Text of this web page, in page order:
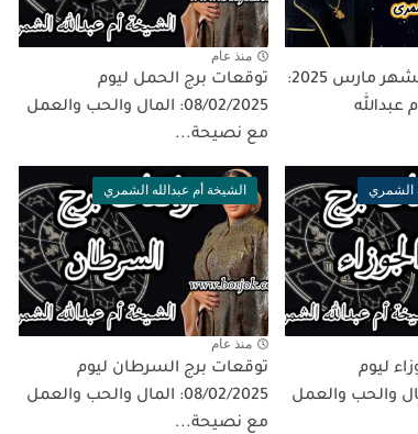
توقعات الأبراج لشهر مارس 2025:
عبدالله
منذ عام
توقعات برج الحمل ليوم
08/02/2025: المال والحب والعمل
مع نصيحة...
الشمري
ليوم
المال والحب والعمل
الشيخة أم عبدالله الشمري
منذ عام
توقعات برج السرطان ليوم
08/02/2025: المال والحب والعمل
مع نصيحة...